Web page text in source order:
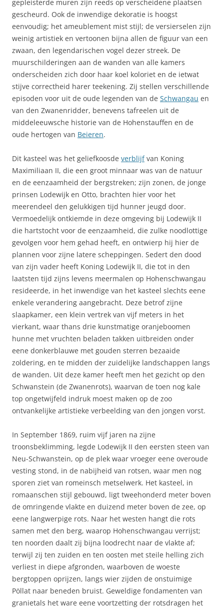
gepleisterde muren zijn reeds op verscheidene plaatsen
gescheurd. Ook de inwendige dekoratie is hoogst
eenvoudig; het ameublement mist stijl; de versierselen zijn
weinig artistiek en vertoonen bijna allen de figuur van een
zwaan, den legendarischen vogel dezer streek. De
muurschilderingen aan de wanden van alle kamers
onderscheiden zich door haar koel koloriet en de ietwat
stijve correctheid harer teekening. Zij stellen verschillende
episoden voor uit de oude legenden van de Schwangau en
van den Zwanenridder, benevens tafreelen uit de
middeleeuwsche historie van de Hohenstauffen en de
oude hertogen van Beieren.
Dit kasteel was het geliefkoosde verblijfvan Koning
Maximiliaan II, die een groot minnaar was van de natuur
en de eenzaamheid der bergstreken; zijn zonen, de jonge
prinsen Lodewijk en Otto, brachten hier voor het
meerendeel den gelukkigen tijd hunner jeugd door.
Vermoedelijk ontkiemde in deze omgeving bij Lodewijk II
die hartstocht voor de eenzaamheid, die zulke noodlottige
gevolgen voor hem gehad heeft, en ontwierp hij hier de
plannen voor zijne latere scheppingen. Sedert den dood
van zijn vader heeft Koning Lodewijk II, die tot in den
laatsten tijd zijns levens meermalen op Hohenschwangau
resideerde, in het inwendige van het kasteel slechts eene
enkele verandering aangebracht. Deze betrof zijne
slaapkamer, een klein vertrek van vijf meters in het
vierkant, waar thans drie kunstmatige oranjeboomen
hunne met vruchten beladen takken uitbreiden onder
eene donkerblauwe met gouden sterren bezaaide
zoldering, en te midden der zuidelijke landschappen langs
de wanden. Uit deze kamer heeft men het gezicht op den
Schwanstein (de Zwanenrots), waarvan de toen nog kale
top ongetwijfeld indruk moest maken op de zoo
ontvankelijke artistieke verbeelding van den jongen vorst.
In September 1869, ruim vijf jaren na zijne
troonsbeklimming, legde Lodewijk II den eersten steen van
Neu-Schwanstein, op de plek waar vroeger eene overoude
vesting stond, in de nabijheid van rotsen, waar men nog
sporen ziet van romeinsch metselwerk. Het kasteel, in
romaanschen stijl gebouwd, ligt tweehonderd meter boven
de omringende vlakte en duizend meter boven de zee, op
eene langwerpige rots. Naar het westen hangt die rots
samen met den berg, waarop Hohenschwangau verrijst;
ten noorden daalt zij bijna loodrecht naar de vlakte af;
terwijl zij ten zuiden en ten oosten met steile helling zich
verliest in diepe afgronden, waarboven de woeste
bergtoppen oprijzen, langs wier zijden de onstuimige
Pöllat naar beneden bruist. Geweldige fondamenten van
granietals het ware eene voortzetting der rotsdragen het